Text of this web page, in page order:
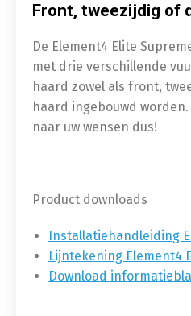
Front, tweezijdig of
De Element4 Elite
met drie verschillende
haard zowel als front,
haard ingebouwd
naar uw wensen dus!
Product downloads
Installatiehandleiding
Lijntekening Element4
Download